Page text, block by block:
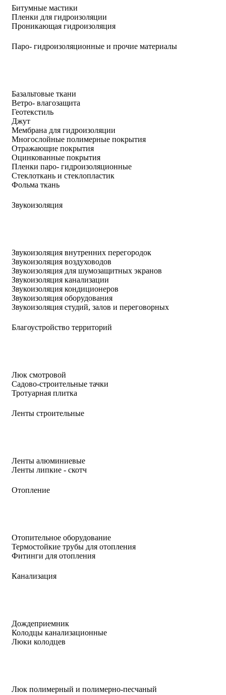
Битумные мастики
Пленки для гидроизоляции
Проникающая гидроизоляция
Паро- гидроизоляционные и прочие материалы
Базальтовые ткани
Ветро- влагозащита
Геотекстиль
Джут
Мембрана для гидроизоляции
Многослойные полимерные покрытия
Отражающие покрытия
Оцинкованные покрытия
Пленки паро- гидроизоляционные
Стеклоткань и стеклопластик
Фольма ткань
Звукоизоляция
Звукоизоляция внутренних перегородок
Звукоизоляция воздуховодов
Звукоизоляция для шумозащитных экранов
Звукоизоляция канализации
Звукоизоляция кондиционеров
Звукоизоляция оборудования
Звукоизоляция студий, залов и переговорных
Благоустройство территорий
Люк смотровой
Садово-строительные тачки
Тротуарная плитка
Ленты строительные
Ленты алюминиевые
Ленты липкие - скотч
Отопление
Отопительное оборудование
Термостойкие трубы для отопления
Фитинги для отопления
Канализация
Дождеприемник
Колодцы канализационные
Люки колодцев
Люк полимерный и полимерно-песчаный